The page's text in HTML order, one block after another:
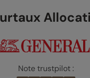
Note trustpilot :